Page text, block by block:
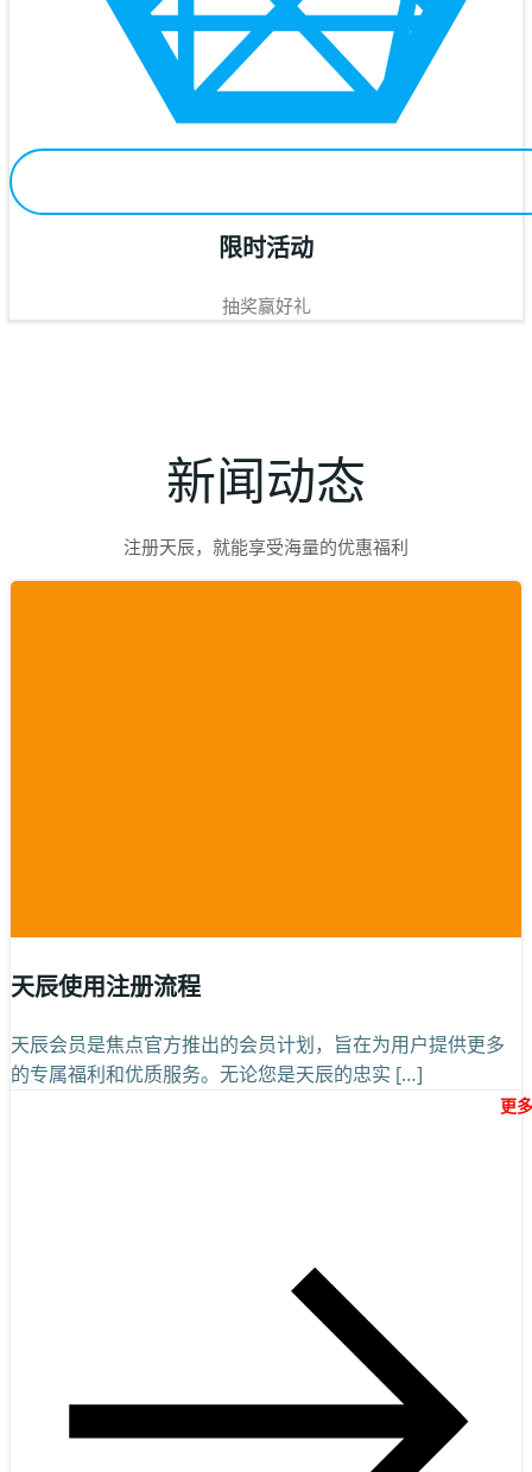
限时活动
抽奖赢好礼
新闻动态
注册天辰，就能享受海量的优惠福利
天辰使用注册流程
天辰会员是焦点官方推出的会员计划，旨在为用户提供更多
的专属福利和优质服务。无论您是天辰的忠实 […]
更多